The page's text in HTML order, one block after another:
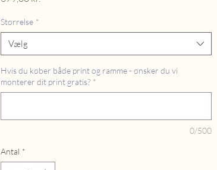
Størrelse *
Vælg
Hvis du køber både print og ramme - ønsker du vi
monterer dit print gratis? *
0/500
Antal *